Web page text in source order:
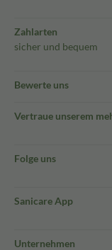
Zahlarten
sicher und bequem
Bewerte uns
Vertraue unserem
Folge uns
Sanicare App
Unternehmen